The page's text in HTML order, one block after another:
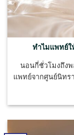
ทำไมแพทย์
นอนกี่ชั่วโมงถึง
แพทย์จากศูนย์นิทร